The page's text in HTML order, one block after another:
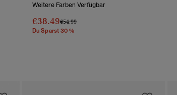
Weitere Farben Verfügbar
€38.49Preis Wurde Reduziert Von
€54.99Bis
Du Sparst 30 %